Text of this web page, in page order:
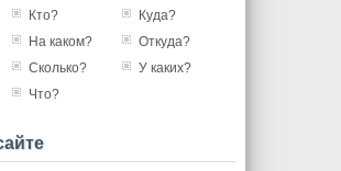
Кто?
Куда?
На каком?
Откуда?
Сколько?
У каких?
Что?